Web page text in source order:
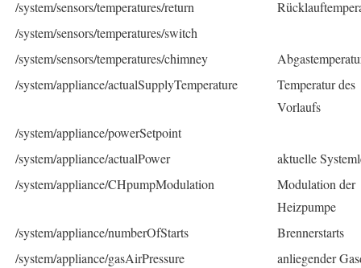
/system/sensors/temperatures/return
/system/sensors/temperatures/switch
/system/sensors/temperatures/chimney
/system/appliance/actualSupplyTemperature
Temperatur des
Vorlaufs
/system/appliance/powerSetpoint
/system/appliance/actualPower
aktuelle
/system/appliance/CHpumpModulation
Modulation der
Heizpumpe
/system/appliance/numberOfStarts
Brennerstarts
/system/appliance/gasAirPressure
anliegender